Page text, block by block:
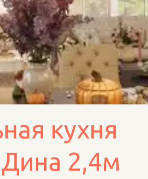
кухня
2,4м